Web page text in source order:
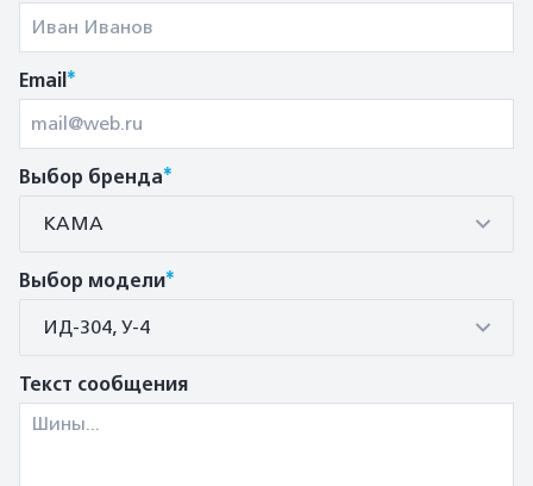
Email*
Выбор бренда*
КАМА
Выбор модели*
ИД-304, У-4
Текст сообщения